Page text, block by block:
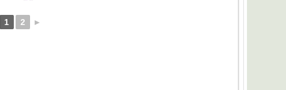
1 2 ►